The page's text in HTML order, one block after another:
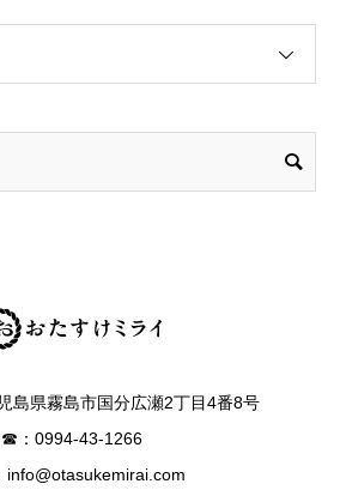
島県霧島市国分広瀬2丁目4番8号
☎：0994-43-1266
info@otasukemirai.com